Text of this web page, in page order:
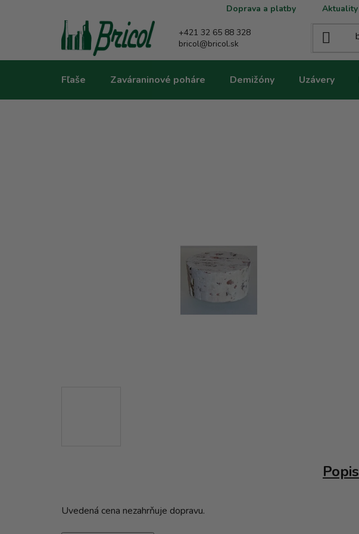
Doprava a platby Aktuality
+421 32 65 88 328
bricol@bricol.sk
Fľaše Zaváraninové poháre Demižóny Uzávery
Popis
Uvedená cena nezahrňuje dopravu.